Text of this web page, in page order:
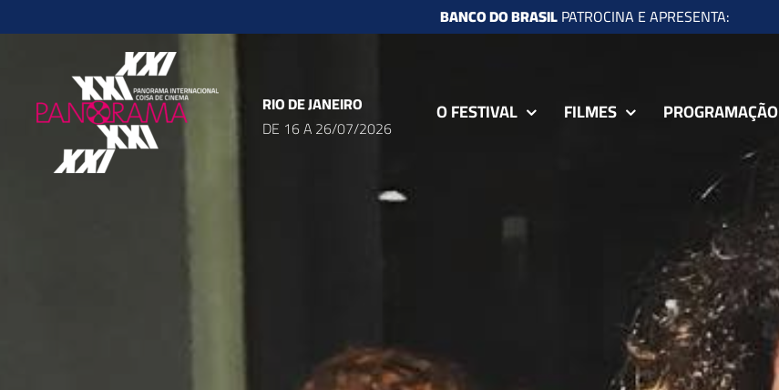
para
BANCO DO BRASILPATROCINA E APRESENTA:
RIO DE JANEIRO
DE 16 A 26/07/2026
O FESTIVAL FILMES PROGRAMAÇÃO